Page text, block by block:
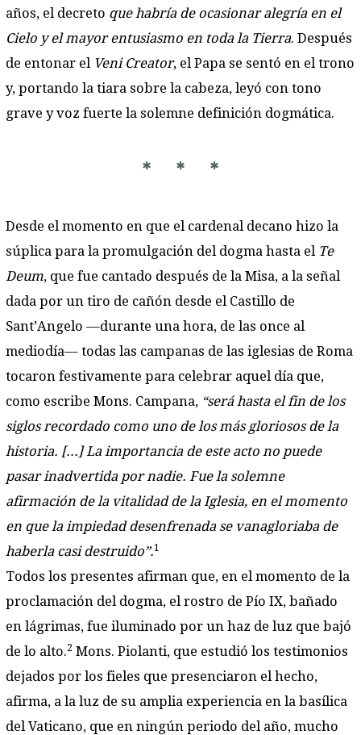
años, el decreto que habría de ocasionar alegría en el
Cielo y el mayor entusiasmo en toda la Tierra. Después
de entonar el Veni Creator, el Papa se sentó en el trono
y, portando la tiara sobre la cabeza, leyó con tono
grave y voz fuerte la solemne definición dogmática.
* * *
Desde el momento en que el cardenal decano hizo la
súplica para la promulgación del dogma hasta el Te
Deum, que fue cantado después de la Misa, a la señal
dada por un tiro de cañón desde el Castillo de
Sant’Angelo —durante una hora, de las once al
mediodía— todas las campanas de las iglesias de Roma
tocaron festivamente para celebrar aquel día que,
como escribe Mons. Campana, “será hasta el fin de los
siglos recordado como uno de los más gloriosos de la
historia. [...] La importancia de este acto no puede
pasar inadvertida por nadie. Fue la solemne
afirmación de la vitalidad de la Iglesia, en el momento
en que la impiedad desenfrenada se vanagloriaba de
haberla casi destruido”.1
Todos los presentes afirman que, en el momento de la
proclamación del dogma, el rostro de Pío IX, bañado
en lágrimas, fue iluminado por un haz de luz que bajó
de lo alto.2 Mons. Piolanti, que estudió los testimonios
dejados por los fieles que presenciaron el hecho,
afirma, a la luz de su amplia experiencia en la basílica
del Vaticano, que en ningún periodo del año, mucho